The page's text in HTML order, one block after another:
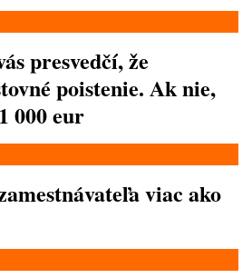
presvedčí, že
poistenie. Ak nie,
000 eur
viac ako